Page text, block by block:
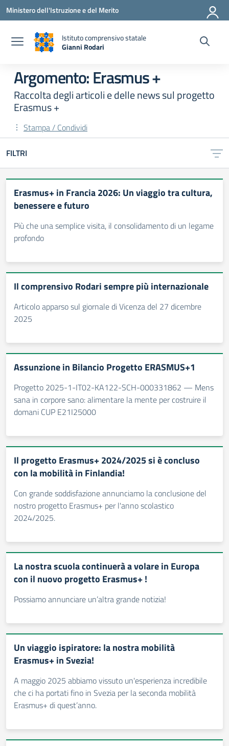
Vai ai contenuti
Vai al menu di navigazione
Vai al footer
Ministero dell'Istruzione e del Merito
Istituto comprensivo statale
Gianni Rodari
Argomento: Erasmus +
Raccolta degli articoli e delle news sul progetto
Erasmus +
Stampa / Condividi
FILTRI
Erasmus+ in Francia 2026: Un viaggio tra cultura,
benessere e futuro
Più che una semplice visita, il consolidamento di un legame
profondo
Il comprensivo Rodari sempre più internazionale
Articolo apparso sul giornale di Vicenza del 27 dicembre
2025
Assunzione in Bilancio Progetto ERASMUS+1
Progetto 2025-1-IT02-KA122-SCH-000331862 — Mens
sana in corpore sano: alimentare la mente per costruire il
domani CUP E21I25000
Il progetto Erasmus+ 2024/2025 si è concluso
con la mobilità in Finlandia!
Con grande soddisfazione annunciamo la conclusione del
nostro progetto Erasmus+ per l'anno scolastico
2024/2025.
La nostra scuola continuerà a volare in Europa
con il nuovo progetto Erasmus+ !
Possiamo annunciare un’altra grande notizia!
Un viaggio ispiratore: la nostra mobilità
Erasmus+ in Svezia!
A maggio 2025 abbiamo vissuto un'esperienza incredibile
che ci ha portati fino in Svezia per la seconda mobilità
Erasmus+ di quest’anno.